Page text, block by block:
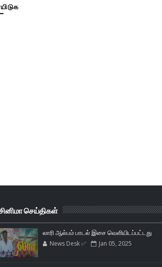
செய்திகள்
லாரி ஆல்பம் பாடல் இசை வெளியிடப்பட்டது
News Desk ✅ Jan 05, 2025